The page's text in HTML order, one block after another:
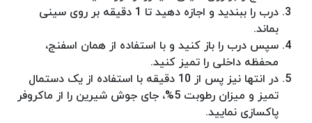
درب را ببندید و اجازه دهید تا 1 دقیقه بر روی سینی
بماند.
سپس درب را باز کنید و با استفاده از همان اسفنج،
محفظه داخلی را تمیز کنید.
در انتها نیز پس از 10 دقیقه با استفاده از یک دستمال
تمیز و میزان رطوبت 5%، جای جوش شیرین را از ماکروفر
پاکسازی نمایید.